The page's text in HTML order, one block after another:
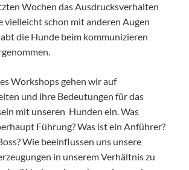
Wochen das Ausdrucksverhalten
vielleicht schon mit anderen Augen
die Hunde beim kommunizieren
Workshops gehen wir auf
und ihre Bedeutungen für das
mit unseren Hunden ein. Was
Führung? Was ist ein Anführer?
Wie beeinflussen uns unsere
in unserem Verhältnis zu